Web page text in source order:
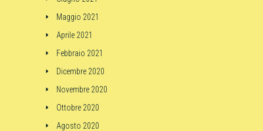
Maggio 2021
Aprile 2021
Febbraio 2021
Dicembre 2020
Novembre 2020
Ottobre 2020
Agosto 2020